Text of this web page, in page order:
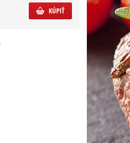
KÚPIŤ